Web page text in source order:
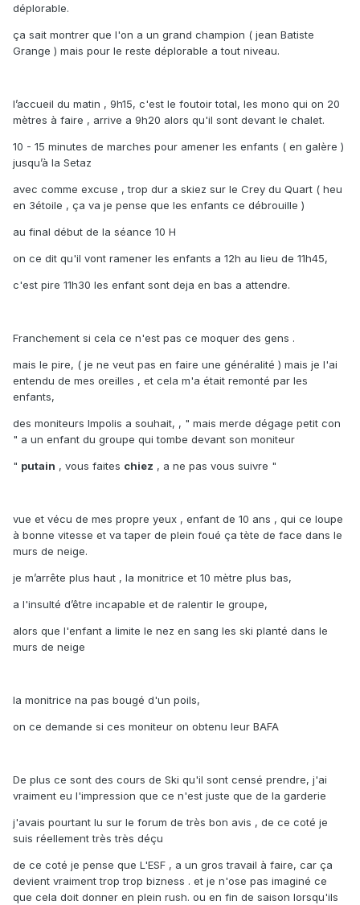
déplorable.
ça sait montrer que l'on a un grand champion ( jean Batiste
Grange ) mais pour le reste déplorable a tout niveau.
l’accueil du matin , 9h15, c'est le foutoir total, les mono qui on 20
mètres à faire , arrive a 9h20 alors qu'il sont devant le chalet.
10 - 15 minutes de marches pour amener les enfants ( en galère )
jusqu’à la Setaz
avec comme excuse , trop dur a skiez sur le Crey du Quart ( heu
en 3étoile , ça va je pense que les enfants ce débrouille )
au final début de la séance 10 H
on ce dit qu'il vont ramener les enfants a 12h au lieu de 11h45,
c'est pire 11h30 les enfant sont deja en bas a attendre.
Franchement si cela ce n'est pas ce moquer des gens .
mais le pire, ( je ne veut pas en faire une généralité ) mais je l'ai
entendu de mes oreilles , et cela m'a était remonté par les
enfants,
des moniteurs Impolis a souhait, , " mais merde dégage petit con
" a un enfant du groupe qui tombe devant son moniteur
" putain , vous faites chiez , a ne pas vous suivre "
vue et vécu de mes propre yeux , enfant de 10 ans , qui ce loupe
à bonne vitesse et va taper de plein foué ça tète de face dans le
murs de neige.
je m’arrête plus haut , la monitrice et 10 mètre plus bas,
a l'insulté d’être incapable et de ralentir le groupe,
alors que l'enfant a limite le nez en sang les ski planté dans le
murs de neige
la monitrice na pas bougé d'un poils,
on ce demande si ces moniteur on obtenu leur BAFA
De plus ce sont des cours de Ski qu'il sont censé prendre, j'ai
vraiment eu l'impression que ce n'est juste que de la garderie
j'avais pourtant lu sur le forum de très bon avis , de ce coté je
suis réellement très très déçu
de ce coté je pense que L'ESF , a un gros travail à faire, car ça
devient vraiment trop trop bizness . et je n'ose pas imaginé ce
que cela doit donner en plein rush. ou en fin de saison lorsqu'ils